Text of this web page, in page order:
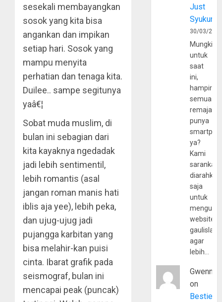
sesekali membayangkan
sosok yang kita bisa
angankan dan impikan
setiap hari. Sosok yang
mampu menyita
perhatian dan tenaga kita.
Duilee.. sampe segitunya
yaâ€¦
Sobat muda muslim, di
bulan ini sebagian dari
kita kayaknya ngedadak
jadi lebih sentimentil,
lebih romantis (asal
jangan roman manis hati
iblis aja yee), lebih peka,
dan ujug-ujug jadi
pujangga karbitan yang
bisa melahir-kan puisi
cinta. Ibarat grafik pada
seismograf, bulan ini
mencapai peak (puncak)
Just
Syukur
30/03/
Mungkin
untuk
saat
ini,
hampir
semua
remaja
punya
ya?
Kami
sarankan,
diarahkan
saja
untuk
website
agar
lebih…
Gwenny
on
Bestie